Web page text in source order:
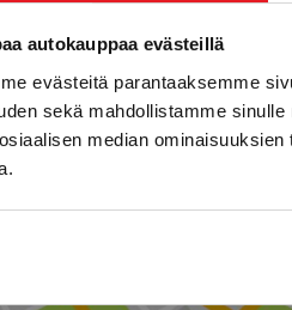
autokauppaa evästeillä
evästeitä parantaaksemme
sekä mahdollistamme
median
Jouppi Oy, Jouppilantie 18,